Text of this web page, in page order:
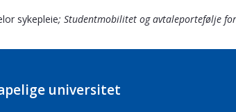
sykepleie; Studentmobilitet og avtaleportefølje
universitet